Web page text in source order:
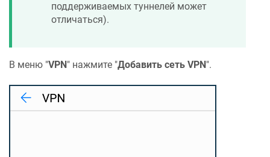
поддерживаемых туннелей может
отличаться).
В меню "VPN" нажмите "Добавить сеть VPN".